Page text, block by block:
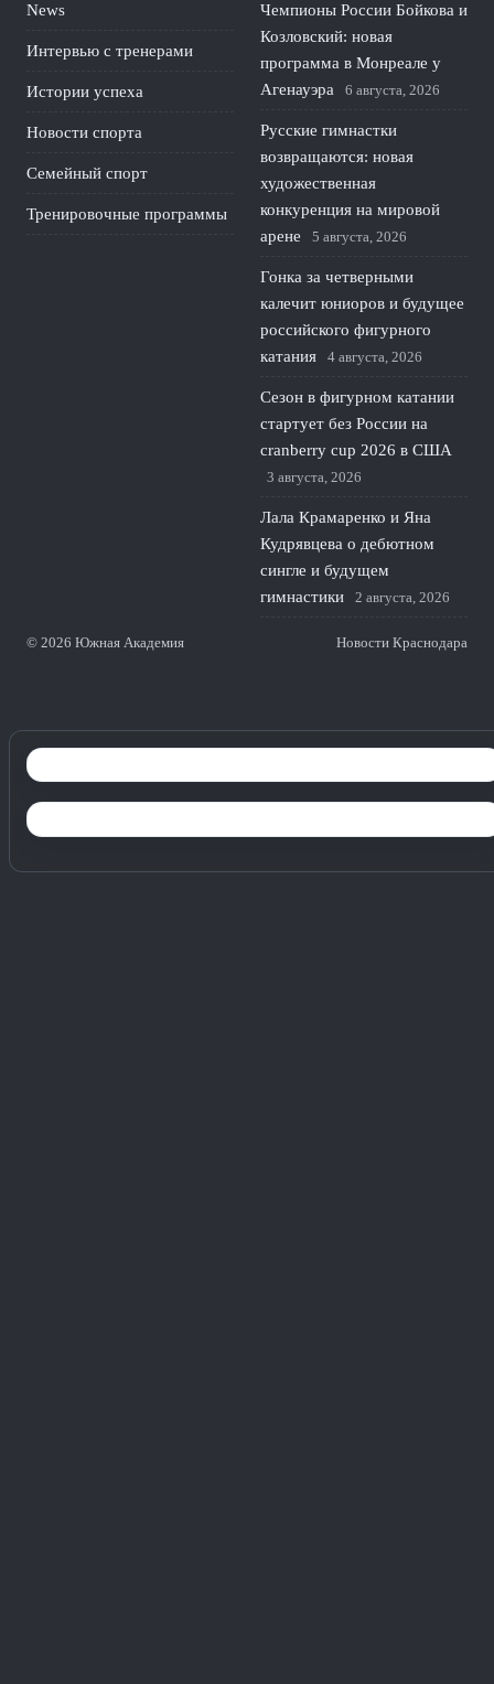
News
Интервью с тренерами
Истории успеха
Новости спорта
Семейный спорт
Тренировочные программы
Чемпионы России Бойкова и
Козловский: новая
программа в Монреале у
Агенауэра
6 августа, 2026
Русские гимнастки
возвращаются: новая
художественная
конкуренция на мировой
арене
5 августа, 2026
Гонка за четверными
калечит юниоров и будущее
российского фигурного
катания
4 августа, 2026
Сезон в фигурном катании
стартует без России на
cranberry cup 2026 в США
3 августа, 2026
Лала Крамаренко и Яна
Кудрявцева о дебютном
сингле и будущем
гимнастики
2 августа, 2026
© 2026 Южная Академия Новости Краснодара